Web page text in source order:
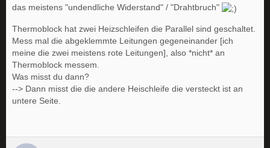
das meistens "undendliche Widerstand" / "Drahtbruch"
Thermoblock hat zwei Heizschleifen die Parallel sind geschaltet.
Mess mal die abgeklemmte Leitungen gegeneinander [ich
meine die zwei meistens rote Leitungen], also *nicht* an
Thermoblock messem.
Was misst du dann?
--> Dann misst die die andere Heischleife die versteckt ist an
untere Seite.